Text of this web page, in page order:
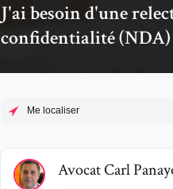
J'ai besoin d'une
confidentialité (NDA)
Me localiser
Voir le profil de AvocatCarl
AvocatCarl